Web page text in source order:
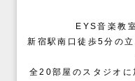
EYS音楽教
新宿駅南口徒歩5分の
全20部屋のスタジオに